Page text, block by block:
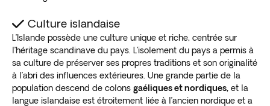
Culture islandaise
L’Islande possède une culture unique et riche, centrée sur
l’héritage scandinave du pays. L’isolement du pays a permis à
sa culture de préserver ses propres traditions et son originalité
à l’abri des influences extérieures. Une grande partie de la
population descend de colons gaéliques et nordiques, et la
langue islandaise est étroitement liée à l’ancien nordique et a